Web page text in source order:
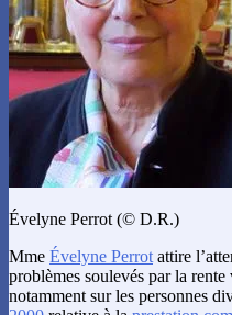
Évelyne Perrot (© D.R.)
Mme Évelyne Perrot attire
problèmes soulevés par la rente
notamment sur les personnes